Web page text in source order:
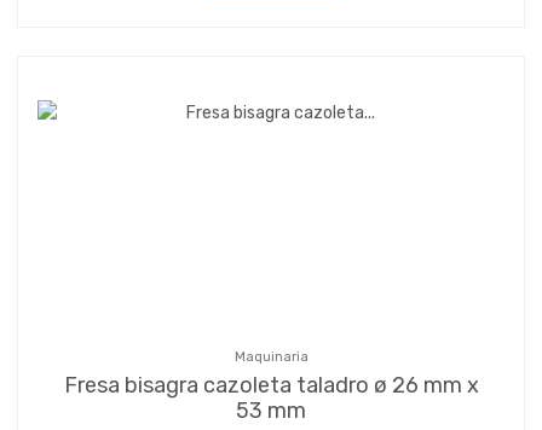
Maquinaria
Fresa bisagra cazoleta taladro ø 26 mm x
53 mm